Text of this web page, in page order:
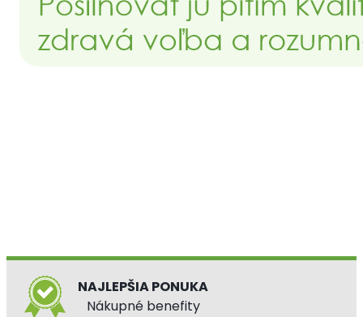
NAJLEPŠIA PONUKA
Nákupné benefity